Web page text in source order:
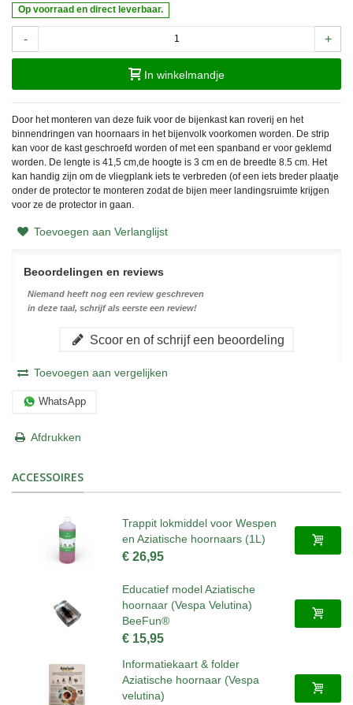
Op voorraad en direct leverbaar.
- +
In winkelmandje
Door het monteren van deze fuik voor de bijenkast kan roverij en het
binnendringen van hoornaars in het bijenvolk voorkomen worden. De strip
kan voor de kast geschroefd worden of met een spanband er voor geklemd
worden. De lengte is 41,5 cm,de hoogte is 3 cm en de breedte 8.5 cm. Het
kan handig zijn om de vliegplank iets te verbreden (of een iets breder plaatje
onder de protector te monteren zodat de bijen meer landingsruimte krijgen
voor ze de protector in gaan.
Toevoegen aan Verlanglijst
Beoordelingen en reviews
Niemand heeft nog een review geschreven
in deze taal, schrijf als eerste een review!
Scoor en of schrijf een beoordeling
Toevoegen aan vergelijken
WhatsApp
Afdrukken
ACCESSOIRES
Trappit lokmiddel voor Wespen
en Aziatische hoornaars (1L)
€ 26,95
Educatief model Aziatische
hoornaar (Vespa Velutina)
BeeFun®
€ 15,95
Informatiekaart & folder
Aziatische hoornaar (Vespa
velutina)